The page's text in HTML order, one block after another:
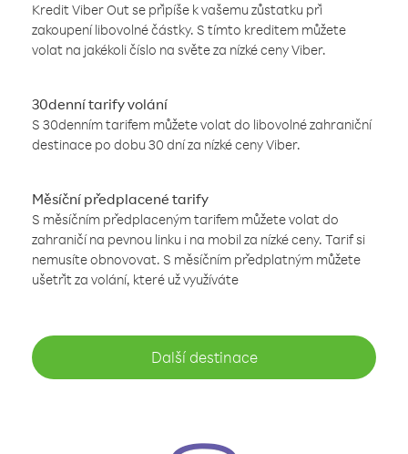
Kredit Viber Out se připíše k vašemu zůstatku při
zakoupení libovolné částky. S tímto kreditem můžete
volat na jakékoli číslo na světe za nízké ceny Viber.
30denní tarify volání
S 30denním tarifem můžete volat do libovolné zahraniční
destinace po dobu 30 dní za nízké ceny Viber.
Měsíční předplacené tarify
S měsíčním předplaceným tarifem můžete volat do
zahraničí na pevnou linku i na mobil za nízké ceny. Tarif si
nemusíte obnovovat. S měsíčním předplatným můžete
ušetřit za volání, které už využíváte
Další destinace